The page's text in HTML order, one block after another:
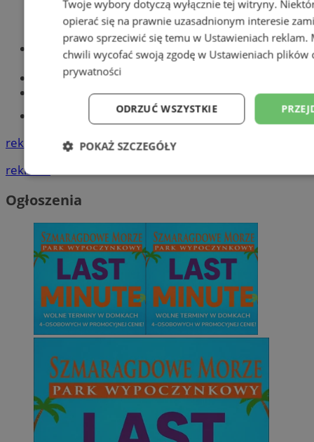
Optyk, okulista
Zabrze
Największy sklep z częściami online!
Książeczka sanepidowska
Tworzenie stron www -Zabrze
reklama
reklama
Ogłoszenia
Twoje wybory dotyczą wyłącznie tej witryny.
opierać się na prawnie uzasadnionym interesie
prawo sprzeciwić się temu w Ustawieniach reklam.
chwili wycofać swoją zgodę w Ustawieniach plików
prywatności
ODRZUĆ WSZYSTKIE
POKAŻ SZCZEGÓŁY
Niezbędne Wydajność
Niesklasyfikowane
Niezbędne Wydajność Targetowanie
Niezbędne pliki cookie umożliwiają korzystanie z podstawowych
takich jak logowanie użytkownika i zarządzanie kontem. Bez
można prawidłowo korzystać ze strony internetowej.
Provider/
Domena